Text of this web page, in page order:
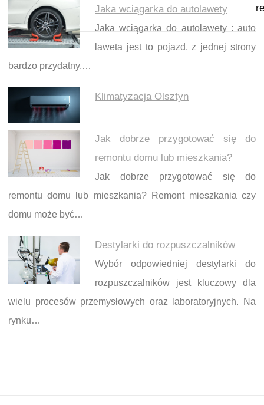
Jaka wciągarka do autolawety
Jaka wciągarka do autolawety : auto
laweta jest to pojazd, z jednej strony
bardzo przydatny,…
Klimatyzacja Olsztyn
Jak dobrze przygotować się do
remontu domu lub mieszkania?
Jak dobrze przygotować się do
remontu domu lub mieszkania? Remont mieszkania czy
domu może być…
Destylarki do rozpuszczalników
Wybór odpowiedniej destylarki do
rozpuszczalników jest kluczowy dla
wielu procesów przemysłowych oraz laboratoryjnych. Na
rynku…